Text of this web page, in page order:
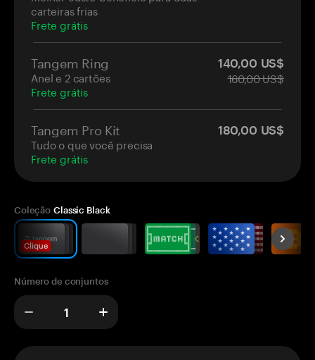
carteiras frias
Frete grátis
Tangem Ring
Anel e 2 cartões
Frete grátis
140,00 US$
160,00 US$
Tangem Pro Kit
Tudo o que você precisa
Frete grátis
180,00 US$
Coleção Classic Black
Clique
Número de conjuntos